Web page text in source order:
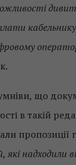
що
в такій
пропозиції
надходили